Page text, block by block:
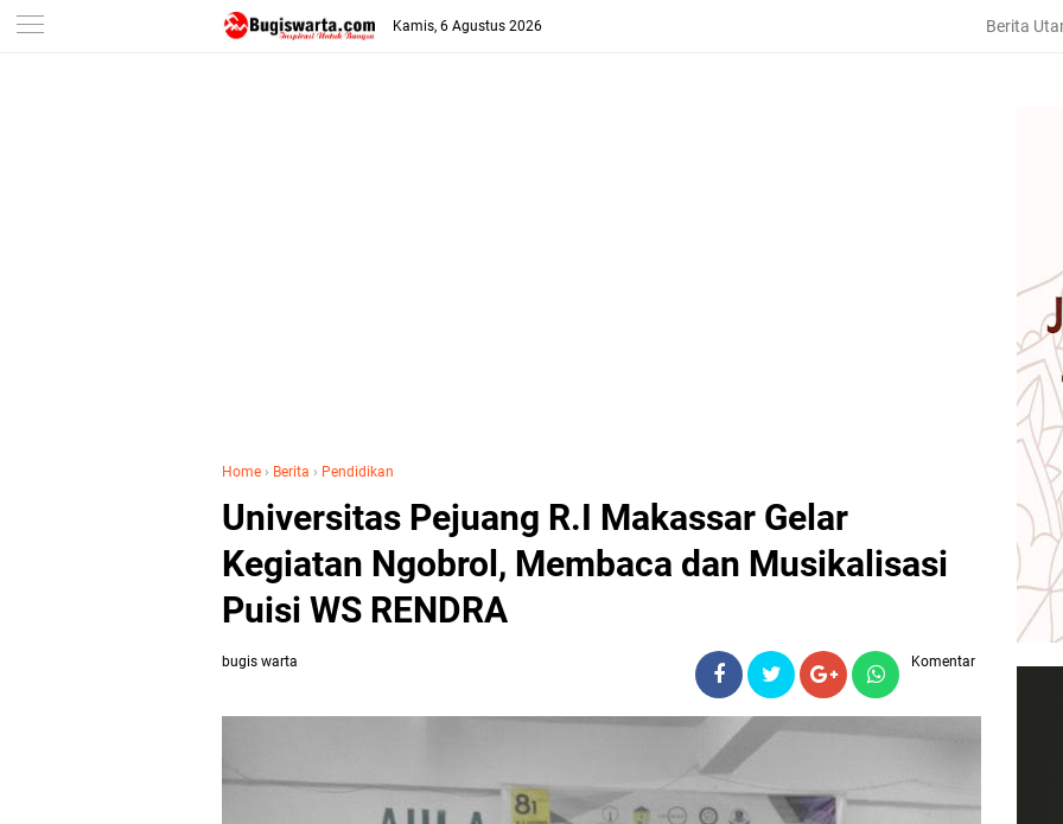
-->
Kamis, 6 Agustus 2026 Berita
Home › Berita › Pendidikan
Universitas Pejuang R.I Makassar Gelar
Kegiatan Ngobrol, Membaca dan Musikalisasi
Puisi WS RENDRA
bugis warta Komentar